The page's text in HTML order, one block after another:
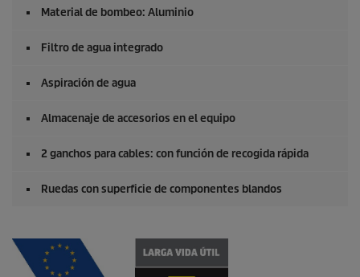
Material de bombeo: Aluminio
Filtro de agua integrado
Aspiración de agua
Almacenaje de accesorios en el equipo
2 ganchos para cables: con función de recogida rápida
Ruedas con superficie de componentes blandos